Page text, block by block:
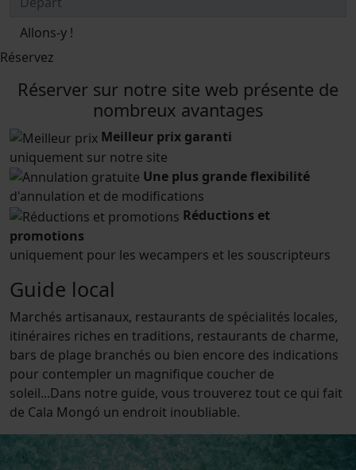
Allons-y !
Réservez
Réserver sur notre site web présente de
nombreux avantages
Meilleur prix garanti
uniquement sur notre site
Une plus grande flexibilité
d'annulation et de modifications
Réductions et
promotions
uniquement pour les wecampers et les souscripteurs
Guide local
Marchés artisanaux, restaurants de spécialités locales,
itinéraires riches en traditions, restaurants de charme,
bars de plage branchés ou bien encore des indications
pour contempler un magnifique coucher de
soleil...Dans notre guide, vous trouverez tout ce qui fait
de Cala Mongó un endroit inoubliable.